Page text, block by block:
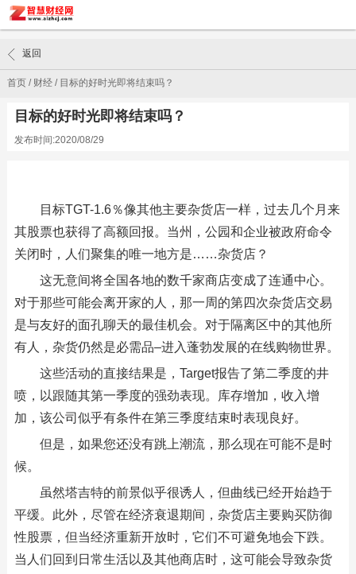
首页/ 财经/ 目标的好时光即将结束吗？
返回
目标的好时光即将结束吗？
发布时间:2020/08/29
目标TGT-1.6％像其他主要杂货店一样，过去几个月来
其股票也获得了高额回报。当州，公园和企业被政府命令
关闭时，人们聚集的唯一地方是……杂货店？
这无意间将全国各地的数千家商店变成了连通中心。
对于那些可能会离开家的人，那一周的第四次杂货店交易
是与友好的面孔聊天的最佳机会。对于隔离区中的其他所
有人，杂货仍然是必需品–进入蓬勃发展的在线购物世界。
这些活动的直接结果是，Target报告了第二季度的井
喷，以跟随其第一季度的强劲表现。库存增加，收入增
加，该公司似乎有条件在第三季度结束时表现良好。
但是，如果您还没有跳上潮流，那么现在可能不是时
候。
虽然塔吉特的前景似乎很诱人，但曲线已经开始趋于
平缓。此外，尽管在经济衰退期间，杂货店主要购买防御
性股票，但当经济重新开放时，它们不可避免地会下跌。
当人们回到日常生活以及其他商店时，这可能会导致杂货